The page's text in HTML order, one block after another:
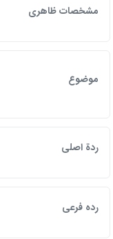
مشخصات ظاهري
موضوع
ردة اصلي
رده فرعي